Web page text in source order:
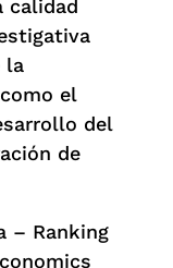
calidad
la
el
del
de
– Ranking